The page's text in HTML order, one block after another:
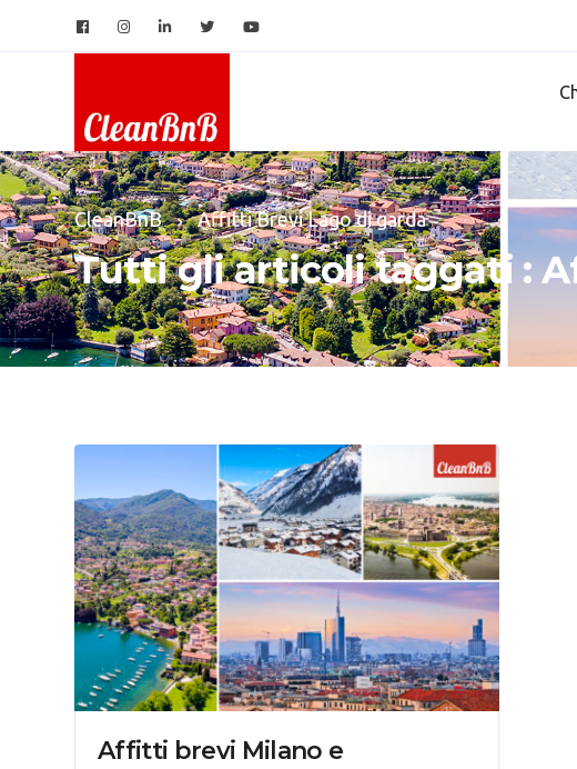
CleanBnB Affitti Brevi Lago di garda
Tutti gli articoli taggati :
Affitti brevi Milano e